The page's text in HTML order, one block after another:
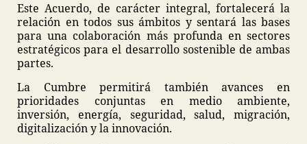
Este Acuerdo, de carácter integral, fortalecerá la
relación en todos sus ámbitos y sentará las bases
para una colaboración más profunda en sectores
estratégicos para el desarrollo sostenible de ambas
partes.
La Cumbre permitirá también avances en
prioridades conjuntas en medio ambiente,
inversión, energía, seguridad, salud, migración,
digitalización y la innovación.